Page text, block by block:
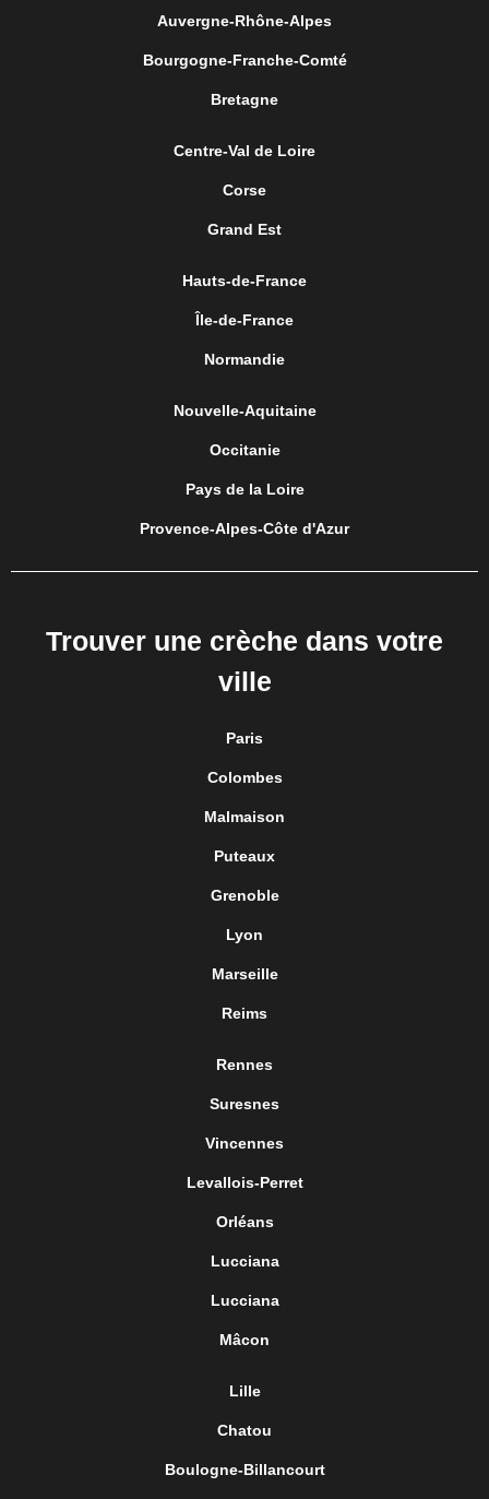
Auvergne-Rhône-Alpes
Bourgogne-Franche-Comté
Bretagne
Centre-Val de Loire
Corse
Grand Est
Hauts-de-France
Île-de-France
Normandie
Nouvelle-Aquitaine
Occitanie
Pays de la Loire
Provence-Alpes-Côte d'Azur
Trouver une crèche dans votre
ville
Paris
Colombes
Malmaison
Puteaux
Grenoble
Lyon
Marseille
Reims
Rennes
Suresnes
Vincennes
Levallois-Perret
Orléans
Lucciana
Lucciana
Mâcon
Lille
Chatou
Boulogne-Billancourt